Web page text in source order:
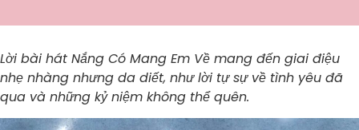
Lời bài hát Nắng Có Mang Em Về mang đến giai điệu
nhẹ nhàng nhưng da diết, như lời tự sự về tình yêu đã
qua và những kỷ niệm không thể quên.